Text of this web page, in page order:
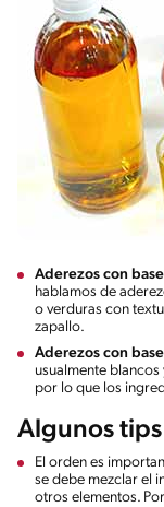
Aderezos con
hablamos de
o verduras con
zapallo.
Aderezos con
usualmente
por lo que los
Algunos tips
El orden es
se debe mezclar el
otros elementos.